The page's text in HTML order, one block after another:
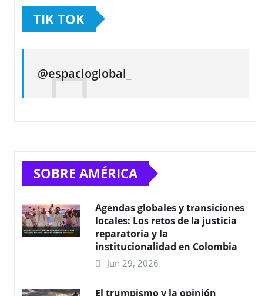
TIK TOK
@espacioglobal_
SOBRE AMÉRICA
Agendas globales y transiciones
locales: Los retos de la justicia
reparatoria y la
institucionalidad en Colombia
Jun 29, 2026
El trumpismo y la opinión